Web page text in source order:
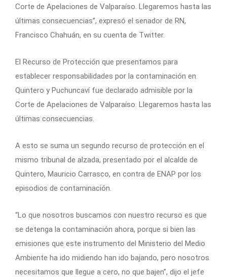
Corte de Apelaciones de Valparaíso. Llegaremos hasta las
últimas consecuencias”, expresó el senador de RN,
Francisco Chahuán, en su cuenta de Twitter.
El Recurso de Protección que presentamos para
establecer responsabilidades por la contaminación en
Quintero y Puchuncaví fue declarado admisible por la
Corte de Apelaciones de Valparaíso. Llegaremos hasta las
últimas consecuencias.
A esto se suma un segundo recurso de protección en el
mismo tribunal de alzada, presentado por el alcalde de
Quintero, Mauricio Carrasco, en contra de ENAP por los
episodios de contaminación.
“Lo que nosotros buscamos con nuestro recurso es que
se detenga la contaminación ahora, porque si bien las
emisiones que este instrumento del Ministerio del Medio
Ambiente ha ido midiendo han ido bajando, pero nosotros
necesitamos que llegue a cero, no que bajen”, dijo el jefe